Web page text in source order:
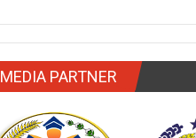
MEDIA PARTNER